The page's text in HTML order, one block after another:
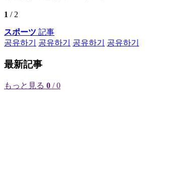
1 / 2
スポーツ 記事
공유하기
공유하기 공유하기 공유하기
最新記事
もっと見る 0 / 0